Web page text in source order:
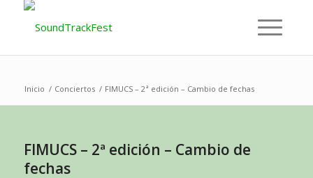
Inicio / Conciertos / FIMUCS – 2ª edición – Cambio de fechas
FIMUCS – 2ª edición – Cambio de
fechas